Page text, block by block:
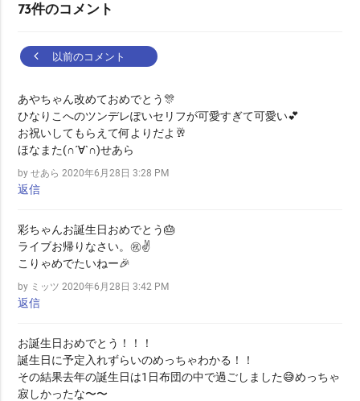
ン
73件のコメント
Comment
navigation
以前のコメント
あやちゃん改めておめでとう🎊
ひなりこへのツンデレぽいセリフが可愛すぎて可愛い💕
お祝いしてもらえて何よりだよ🥂
ほなまた(∩´∀`∩)せあら
by せあら 2020年6月28日 3:28 PM
返信
彩ちゃんお誕生日おめでとう🎂
ライブお帰りなさい。㊗️✌️
こりゃめでたいねー🎉
by ミッツ 2020年6月28日 3:42 PM
返信
お誕生日おめでとう！！！
誕生日に予定入れずらいのめっちゃわかる！！
その結果去年の誕生日は1日布団の中で過ごしました😅めっちゃ
寂しかったな〜〜